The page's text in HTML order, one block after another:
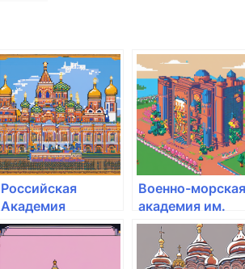
Российская
Академия
Живописи
Военно-морская
академия им.
адмирала флота
Советского
Н.Г. Кузнецова